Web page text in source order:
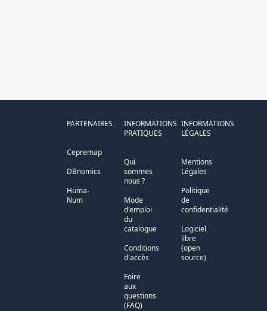
PARTENAIRES
Cepremap
DBnomics
Huma-
Num
INFORMATIONS
PRATIQUES
Qui
sommes
nous ?
Mode
d'emploi
du
catalogue
Conditions
d'accès
Foire
aux
questions
(FAQ)
INFORMATIONS
LÉGALES
Mentions
Légales
Politique
de
confidentialité
Logiciel
libre
(open
source)